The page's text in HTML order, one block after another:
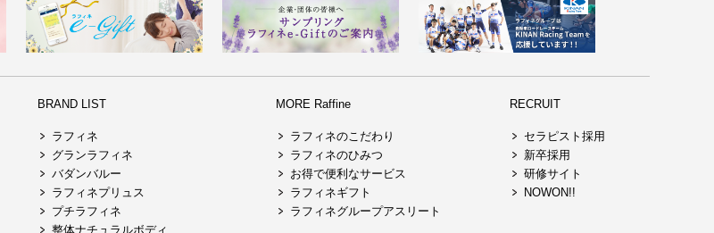
BRAND LIST
ラフィネ
グランラフィネ
バダンバルー
ラフィネプリュス
プチラフィネ
整体ナチュラルボディ
MORE Raffine
ラフィネのこだわり
ラフィネのひみつ
お得で便利なサービス
ラフィネギフト
ラフィネグループアスリート
RECRUIT
セラピスト採用
新卒採用
研修サイト
NOWON!!